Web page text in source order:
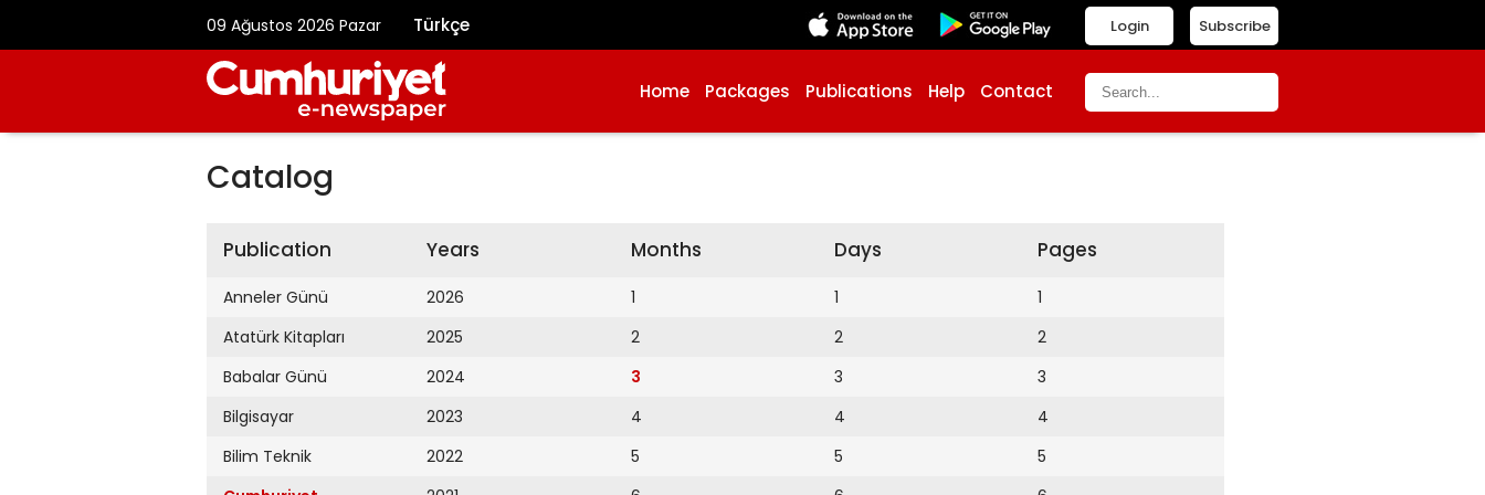
09 Ağustos 2026 Pazar Türkçe Subscribe
Login
Home Packages Publications Help Contact
Catalog
Publication
Anneler Günü
Atatürk Kitapları
Babalar Günü
Bilgisayar
Bilim Teknik
Years
2026
2025
2024
2023
2022
Months
1
2
3
4
5
Days
1
2
3
4
5
Pages
1
2
3
4
5